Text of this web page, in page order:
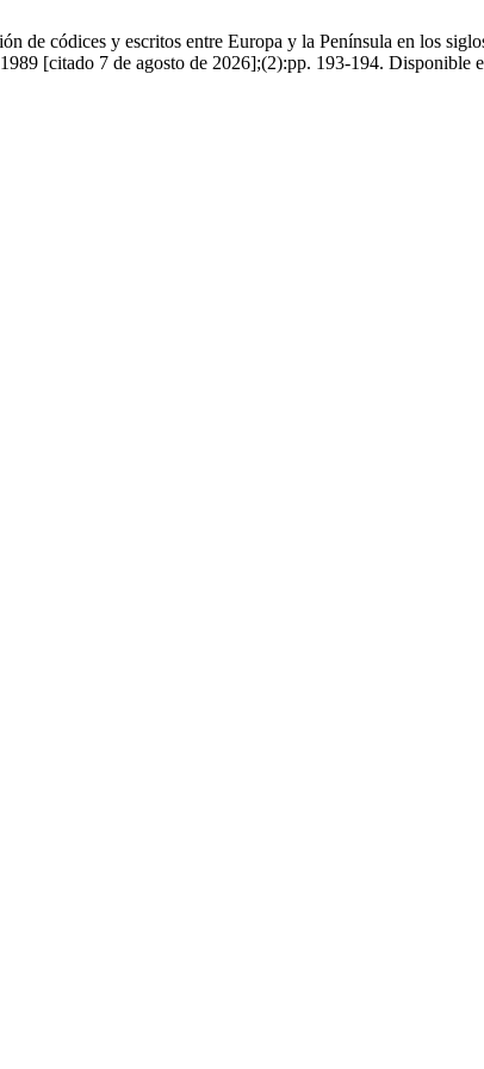
de códices y escritos entre Europa y la Península en los
[citado 7 de agosto de 2026];(2):pp. 193-194. Disponible